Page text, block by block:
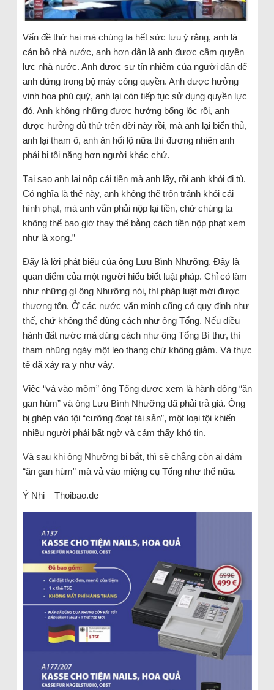
Vấn đề thứ hai mà chúng ta hết sức lưu ý rằng, anh là
cán bộ nhà nước, anh hơn dân là anh được cầm quyền
lực nhà nước. Anh được sự tín nhiệm của người dân để
anh đứng trong bộ máy công quyền. Anh được hưởng
vinh hoa phú quý, anh lại còn tiếp tục sử dụng quyền lực
đó. Anh không những được hưởng bổng lộc rồi, anh
được hưởng đủ thứ trên đời này rồi, mà anh lại biển thủ,
anh lại tham ô, anh ăn hối lộ nữa thì đương nhiên anh
phải bị tội nặng hơn người khác chứ.
Tại sao anh lại nộp cái tiền mà anh lấy, rồi anh khỏi đi tù.
Có nghĩa là thế này, anh không thể trốn tránh khỏi cái
hình phạt, mà anh vẫn phải nộp lại tiền, chứ chúng ta
không thể bao giờ thay thế bằng cách tiền nộp phạt xem
như là xong.”
Đấy là lời phát biểu của ông Lưu Bình Nhưỡng. Đây là
quan điểm của một người hiểu biết luật pháp. Chỉ có làm
như những gì ông Nhưỡng nói, thì pháp luật mới được
thượng tôn. Ở các nước văn minh cũng có quy định như
thế, chứ không thể dùng cách như ông Tổng. Nếu điều
hành đất nước mà dùng cách như ông Tổng Bí thư, thì
tham nhũng ngày một leo thang chứ không giảm. Và thực
tế đã xảy ra y như vậy.
Việc “vả vào mồm” ông Tổng được xem là hành động “ăn
gan hùm” và ông Lưu Bình Nhưỡng đã phải trả giá. Ông
bị ghép vào tội “cưỡng đoạt tài sản”, một loại tội khiến
nhiều người phải bất ngờ và cảm thấy khó tin.
Và sau khi ông Nhưỡng bị bắt, thì sẽ chẳng còn ai dám
“ăn gan hùm” mà vả vào miệng cụ Tổng như thế nữa.
Ý Nhi – Thoibao.de